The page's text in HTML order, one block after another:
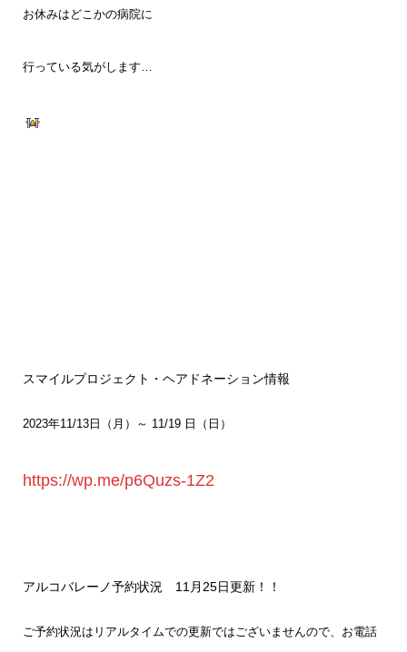
お休みはどこかの病院に
行っている気がします…
スマイルプロジェクト・ヘアドネーション情報
2023年11/13日（月）～ 11/19 日（日）
https://wp.me/p6Quzs-1Z2
アルコバレーノ予約状況 11 月25日更新！！
ご予約状況はリアルタイムでの更新ではございませんので、お電話